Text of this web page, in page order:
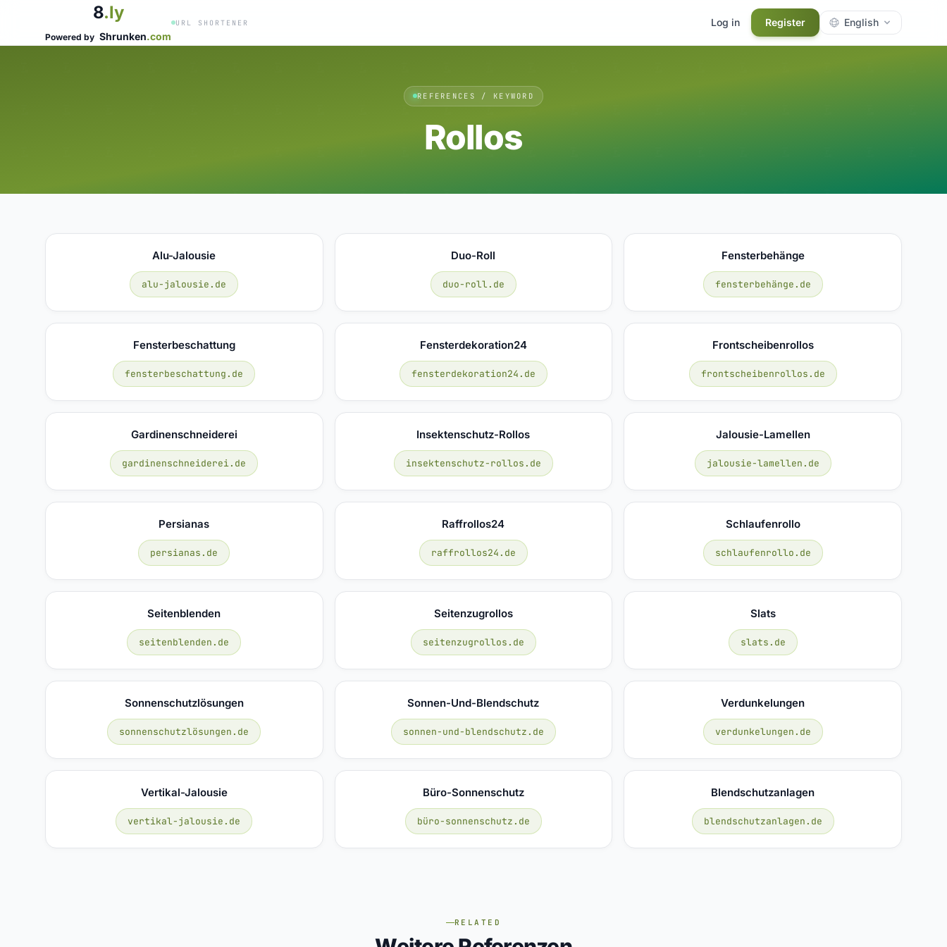
8.ly
Powered by Shrunken.com
URL SHORTENER Log in Register English
REFERENCES / KEYWORD
Rollos
Alu-Jalousie
alu-jalousie.de
Duo-Roll
duo-roll.de
Fensterbehänge
fensterbehänge.de
Fensterbeschattung
fensterbeschattung.de
Fensterdekoration24
fensterdekoration24.de
Frontscheibenrollos
frontscheibenrollos.de
Gardinenschneiderei
gardinenschneiderei.de
Insektenschutz-Rollos
insektenschutz-rollos.de
Jalousie-Lamellen
jalousie-lamellen.de
Persianas
persianas.de
Raffrollos24
raffrollos24.de
Schlaufenrollo
schlaufenrollo.de
Seitenblenden
seitenblenden.de
Seitenzugrollos
seitenzugrollos.de
Slats
slats.de
Sonnenschutzlösungen
sonnenschutzlösungen.de
Sonnen-Und-Blendschutz
sonnen-und-blendschutz.de
Verdunkelungen
verdunkelungen.de
Vertikal-Jalousie
vertikal-jalousie.de
Büro-Sonnenschutz
büro-sonnenschutz.de
Blendschutzanlagen
blendschutzanlagen.de
RELATED